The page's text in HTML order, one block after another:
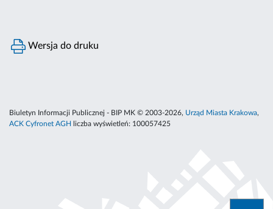
Wersja do druku
Biuletyn Informacji Publicznej - BIP MK © 2003-2026, Urząd Miasta Krakowa,
ACK Cyfronet AGH
liczba wyświetleń: 100057425